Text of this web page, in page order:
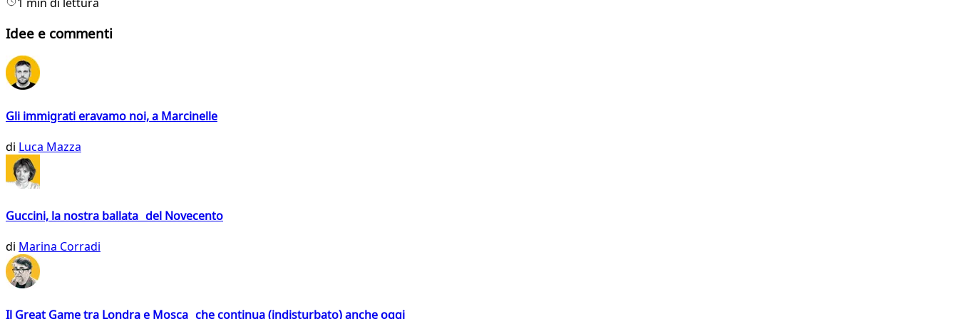
1 min di lettura
Idee e commenti
Gli immigrati eravamo noi, a Marcinelle
di Luca Mazza
Guccini, la nostra ballata del Novecento
di Marina Corradi
Il Great Game tra Londra e Mosca che continua (indisturbato) anche oggi